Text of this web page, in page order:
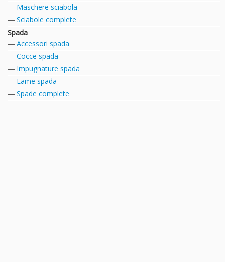
Maschere sciabola
Sciabole complete
Spada
Accessori spada
Cocce spada
Impugnature spada
Lame spada
Spade complete